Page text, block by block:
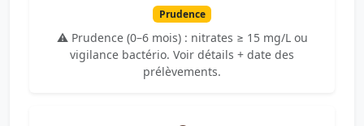
Prudence
⚠️ Prudence (0–6 mois) : nitrates ≥ 15 mg/L ou
vigilance bactério. Voir détails + date des
prélèvements.